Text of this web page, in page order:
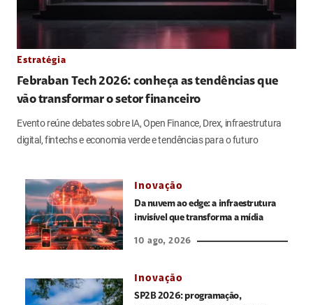
Estratégia
Febraban Tech 2026: conheça as tendências que
vão transformar o setor financeiro
Evento reúne debates sobre IA, Open Finance, Drex, infraestrutura
digital, fintechs e economia verde e tendências para o futuro
Inovação
Da nuvem ao edge: a infraestrutura
invisível que transforma a mídia
10 ago, 2026
Inovação
SP2B 2026: programação,